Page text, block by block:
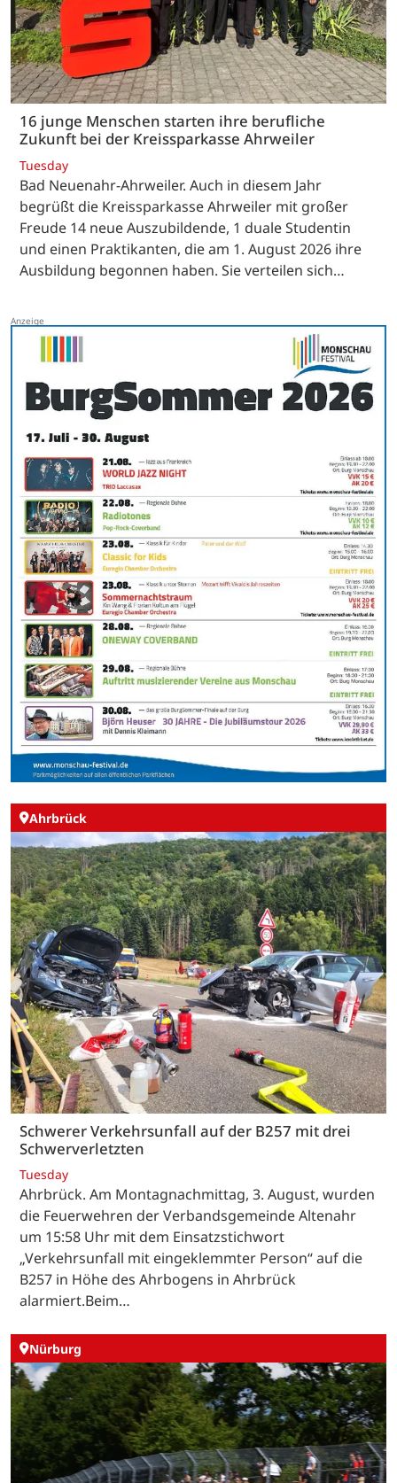
16 junge Menschen starten ihre berufliche
Zukunft bei der Kreissparkasse Ahrweiler
Tuesday
Bad Neuenahr-Ahrweiler. Auch in diesem Jahr
begrüßt die Kreissparkasse Ahrweiler mit großer
Freude 14 neue Auszubildende, 1 duale Studentin
und einen Praktikanten, die am 1. August 2026 ihre
Ausbildung begonnen haben. Sie verteilen sich…
Ahrbrück
Schwerer Verkehrsunfall auf der B257 mit drei
Schwerverletzten
Tuesday
Ahrbrück. Am Montagnachmittag, 3. August, wurden
die Feuerwehren der Verbandsgemeinde Altenahr
um 15:58 Uhr mit dem Einsatzstichwort
„Verkehrsunfall mit eingeklemmter Person“ auf die
B257 in Höhe des Ahrbogens in Ahrbrück
alarmiert.Beim…
Nürburg